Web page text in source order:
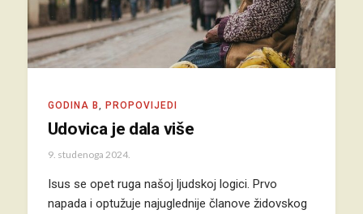
GODINA B PROPOVIJEDI
Udovica je dala više
9. studenoga 2024.
Isus se opet ruga našoj ljudskoj logici. Prvo
napada i optužuje najuglednije članove židovskog